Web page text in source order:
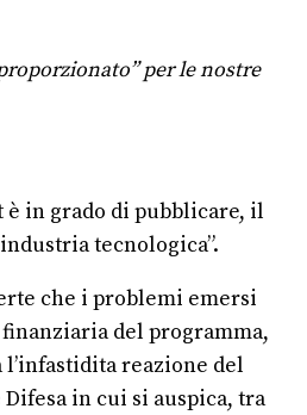
per le nostre
è in grado di pubblicare, il
tecnologica”.
che i problemi emersi
del programma,
reazione del
in cui si auspica, tra